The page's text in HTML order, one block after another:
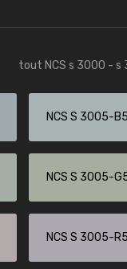
tout NCS s 3000 - s
NCS S 3005-
NCS S 3005-
NCS S 3005-